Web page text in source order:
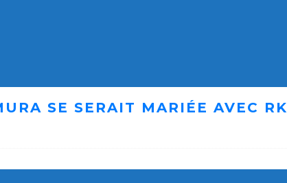
SE SERAIT MARIÉE AVEC RK